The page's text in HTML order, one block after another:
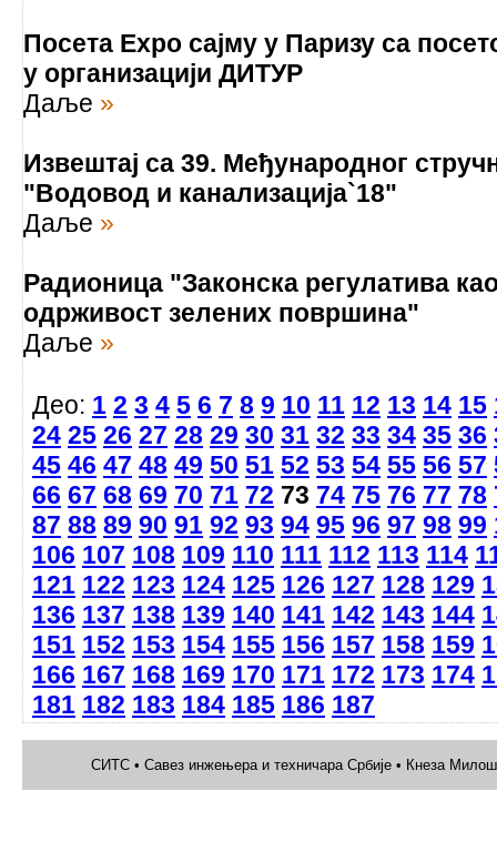
Посета Expo сајму у Паризу са
у организацији ДИТУР
Даље »
Извештај са 39. Међународног
"Водовод и канализација`18"
Даље »
Радионица "Законска регулатива
одрживост зелених површина"
Даље »
Део: 1 2 3 4 5 6 7 8 9 10 11 12 13 14 15
24 25 26 27 28 29 30 31 32 33 34 35 36
45 46 47 48 49 50 51 52 53 54 55 56 57
66 67 68 69 70 71 72 73 74 75 76 77 78
87 88 89 90 91 92 93 94 95 96 97 98 99
106 107 108 109 110 111 112 113 114
121 122 123 124 125 126 127 128 129
136 137 138 139 140 141 142 143 144
151 152 153 154 155 156 157 158 159
166 167 168 169 170 171 172 173 174
181 182 183 184 185 186 187
СИТС • Савез инжењера и техничара Србије • Кнеза